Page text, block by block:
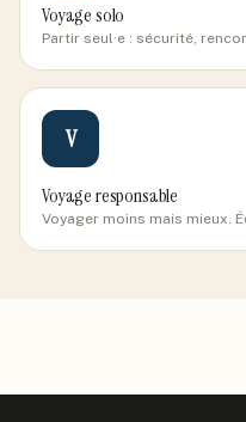
Voyage solo
Partir seul·e : sécurité,
V
Voyage responsable
Voyager moins mais mieux.